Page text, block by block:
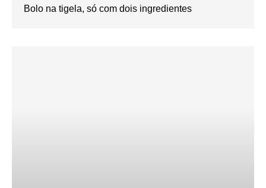
Bolo na tigela, só com dois ingredientes